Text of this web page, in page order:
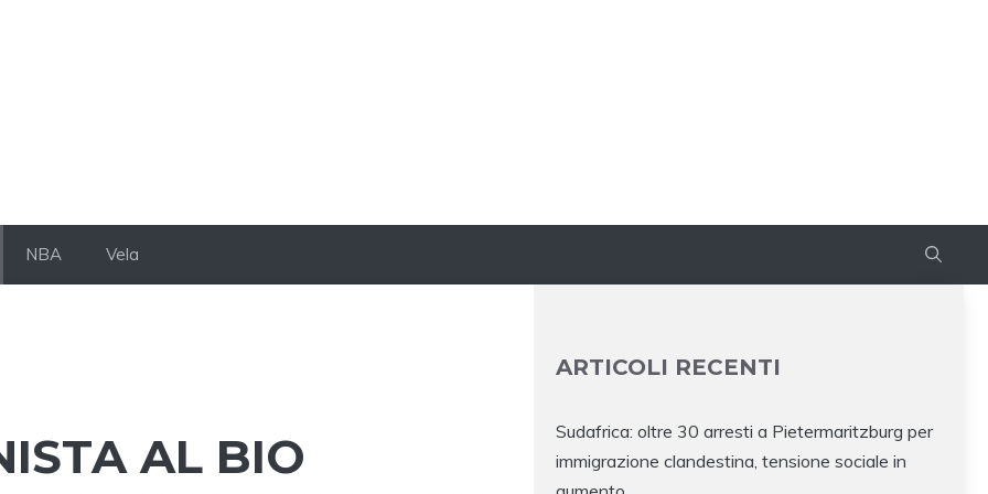
NBA Vela
AL BIO
ARTICOLI RECENTI
Sudafrica: oltre 30 arresti a Pietermaritzburg per
immigrazione clandestina, tensione sociale in